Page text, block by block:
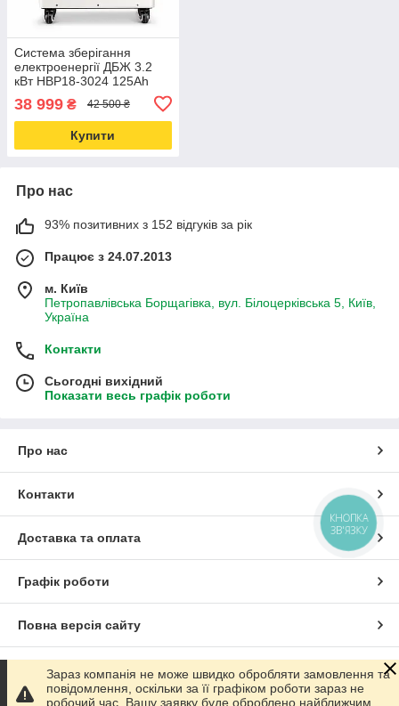
Система зберігання
електроенергії ДБЖ 3.2
кВт HBP18-3024 125Ah
38 999 ₴ 42 500 ₴
Купити
Про нас
93% позитивних з 152 відгуків за рік
Працює з 24.07.2013
м. Київ
Петропавлівська Борщагівка, вул. Білоцерківська 5, Київ,
Україна
Контакти
Сьогодні вихідний
Показати весь графік роботи
Про нас
Контакти
Доставка та оплата
Графік роботи
Повна версія сайту
Сайт створено на маркетплейсі Prom.ua
Зараз компанія не може швидко обробляти замовлення та
повідомлення, оскільки за її графіком роботи зараз не
робочий час. Вашу заявку буде оброблено найближчим
КНОПКА
ЗВ'ЯЗКУ